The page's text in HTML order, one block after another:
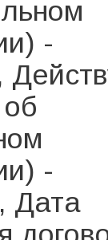
-
-
Дата